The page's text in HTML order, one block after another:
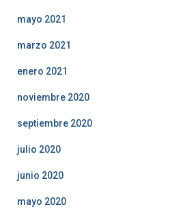
mayo 2021
marzo 2021
enero 2021
noviembre 2020
septiembre 2020
julio 2020
junio 2020
mayo 2020